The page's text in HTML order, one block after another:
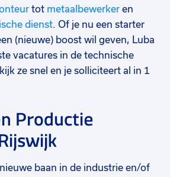
tot metaalbewerker en
dienst. Of je nu een starter
(nieuwe) boost wil geven, Luba
vacatures in de technische
ze snel en je solliciteert al in 1
Productie
baan in de industrie en/of